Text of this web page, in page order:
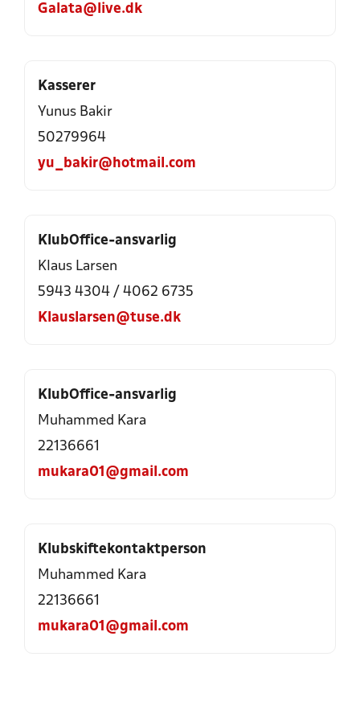
Galata@live.dk
Kasserer
Yunus Bakir
50279964
yu_bakir@hotmail.com
KlubOffice-ansvarlig
Klaus Larsen
5943 4304 / 4062 6735
Klauslarsen@tuse.dk
KlubOffice-ansvarlig
Muhammed Kara
22136661
mukara01@gmail.com
Klubskiftekontaktperson
Muhammed Kara
22136661
mukara01@gmail.com